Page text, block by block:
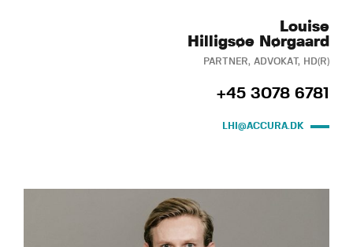
Louise
Hilligsøe Nørgaard
PARTNER, ADVOKAT, HD(R)
+45 3078 6781
LHI@ACCURA.DK